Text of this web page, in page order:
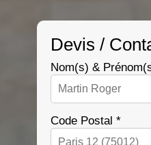
Devis /
Nom(s) &
Code Postal *